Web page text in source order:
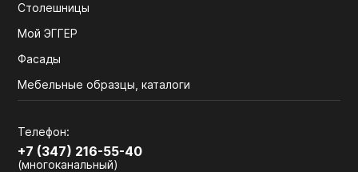
Столешницы
Мой ЭГГЕР
Фасады
Мебельные образцы, каталоги
Телефон:
+7 (347) 216-55-40
(многоканальный)